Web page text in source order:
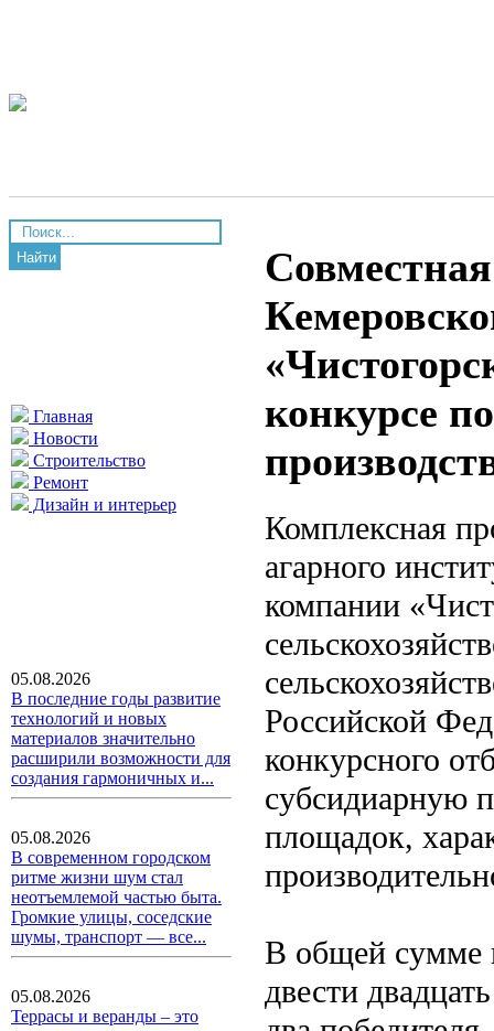
Найти
Главная
Новости
Строительство
Ремонт
Дизайн и интерьер
05.08.2026
В последние годы развитие
технологий и новых
материалов значительно
расширили возможности для
создания гармоничных и...
05.08.2026
В современном городском
ритме жизни шум стал
неотъемлемой частью быта.
Громкие улицы, соседские
шумы, транспорт — все...
05.08.2026
Террасы и веранды – это
конкурсе
Комплексная
агарного
компании
Российской
конкурсного
субсидиарную
площадок,
В общей сумме
двести